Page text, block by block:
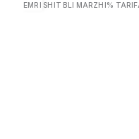
EMRI SHIT BLI MARZHI%